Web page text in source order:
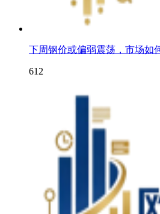
下周钢价或偏弱震荡，市场如
612